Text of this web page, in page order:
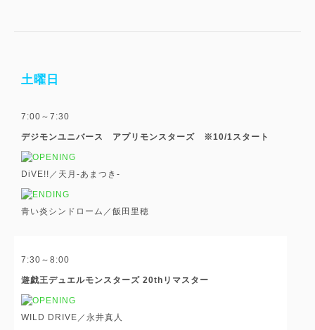
土曜日
7:00～7:30
デジモンユニバース アプリモンスターズ ※10/1スタート
DiVE!!／天月-あまつき-
青い炎シンドローム／飯田里穂
7:30～8:00
遊戯王デュエルモンスターズ 20thリマスター
WILD DRIVE／永井真人